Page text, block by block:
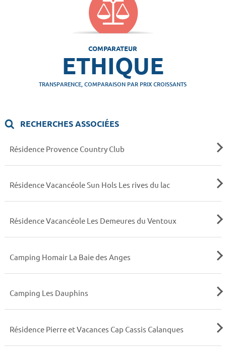
COMPARATEUR
ETHIQUE
TRANSPARENCE, COMPARAISON PAR PRIX CROISSANTS
RECHERCHES ASSOCIÉES
Résidence Provence Country Club
Résidence Vacancéole Sun Hols Les rives du lac
Résidence Vacancéole Les Demeures du Ventoux
Camping Homair La Baie des Anges
Camping Les Dauphins
Résidence Pierre et Vacances Cap Cassis Calanques